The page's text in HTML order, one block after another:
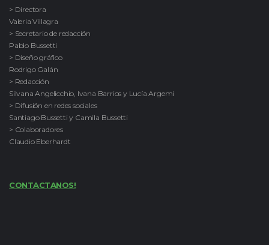
> Directora
Valeria Villagra
> Secretario de redacción
Pablo Bussetti
> Diseño gráfico
Rodrigo Galán
> Redacción
Silvana Angelicchio, Ivana Barrios y Lucía Argemi
> Difusión en redes sociales
Santiago Bussetti y Camila Bussetti
> Colaboradores
Claudio Eberhardt
CONTACTANOS!